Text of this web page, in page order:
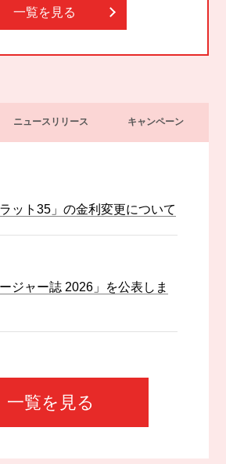
一覧を見る
ニュースリリース キャンペーン
ット35」の金利変更について
ジャー誌 2026」を公表しま
報告書」を公表します
一覧を見る